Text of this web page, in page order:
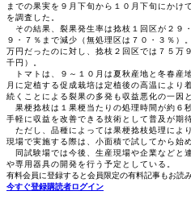
までの果実を９月下旬から１０月下旬にかけ
を調査した。
その結果、裂果発生率は捻枝１回区が２９
９・７％まで減少（無処理区は７０・３％）
万円だったのに対し、捻枝２回区では７５万
千円）。
トマトは、９～１０月は夏秋産地と冬春産
月に定植する促成栽培は定植後の高温により
続くことによる裂果の多発も収益悪化の一因
果梗捻枝は１果梗当たりの処理時間が約６
手軽に収益を改善できる技術として普及が期
ただし、品種によっては果梗捻枝処理によ
現場で実施する際は、小面積で試してから始
同試験場では今後、生産現場や企業などと
や専用器具の開発を行う予定としている。
有料会員に登録すると会員限定の有料記事もお読
今すぐ登録購読者ログイン